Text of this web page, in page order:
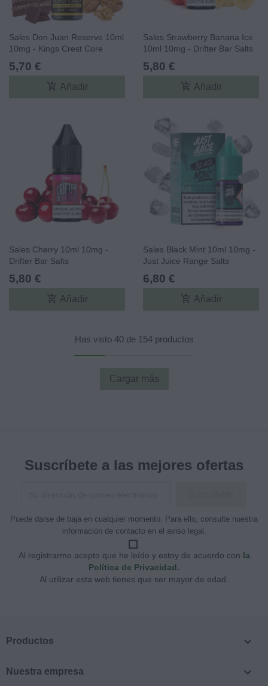
Sales Don Juan Reserve 10ml
10mg - Kings Crest Core
5,70 €
add_shopping_cart Añadir
Sales Strawberry Banana Ice
10ml 10mg - Drifter Bar Salts
5,80 €
add_shopping_cart Añadir
Sales Cherry 10ml 10mg -
Drifter Bar Salts
5,80 €
add_shopping_cart Añadir
Sales Black Mint 10ml 10mg -
Just Juice Range Salts
6,80 €
add_shopping_cart Añadir
Has visto 40 de 154 productos
Cargar más
Suscríbete a las mejores ofertas
Puede darse de baja en cualquier momento. Para ello, consulte nuestra
información de contacto en el aviso legal.
Al registrarme acepto que he leído y estoy de acuerdo con la
Política de Privacidad.
Al utilizar esta web tienes que ser mayor de edad.
Productos 
Nuestra empresa 